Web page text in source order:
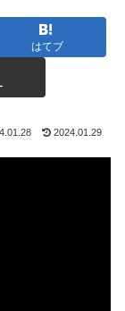
はてブ
2024.01.29